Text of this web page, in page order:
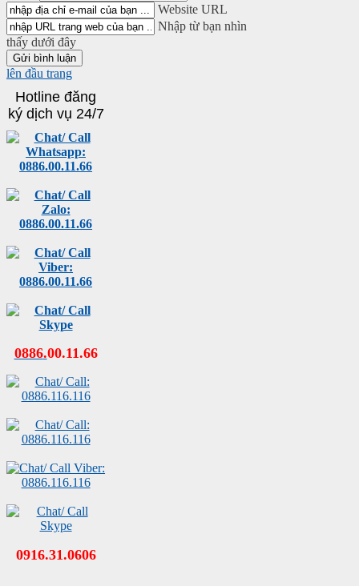
Website URL
Nhập từ bạn nhìn
thấy dưới đây
lên đầu trang
Hotline đăng
ký dịch vụ 24/7
0886.00.11.66
0916.31.0606